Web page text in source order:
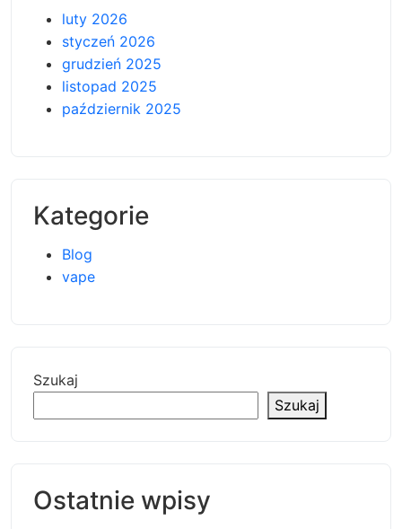
luty 2026
styczeń 2026
grudzień 2025
listopad 2025
październik 2025
Kategorie
Blog
vape
Szukaj
Szukaj
Ostatnie wpisy